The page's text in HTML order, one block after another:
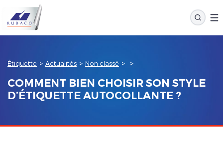
Étiquette > Actualités > Non classé > >
COMMENT BIEN CHOISIR SON STYLE
D’ÉTIQUETTE AUTOCOLLANTE ?